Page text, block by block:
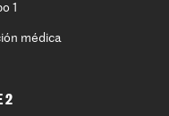
1
médica
2